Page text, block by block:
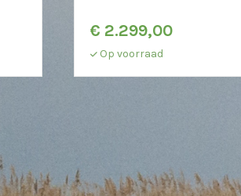
€ 2.299,00
Op voorraad